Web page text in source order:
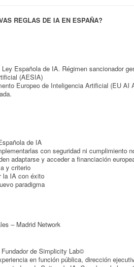
REGLAS DE IA EN ESPAÑA?
Española de IA. Régimen sancionador
(AESIA)
Europeo de Inteligencia Artificial (EU AI
de IA
con seguridad ni cumplimiento
adaptarse y acceder a financiación
y criterio
la IA con éxito
paradigma
– Madrid Network
de Simplicity Lab©
en función pública, dirección